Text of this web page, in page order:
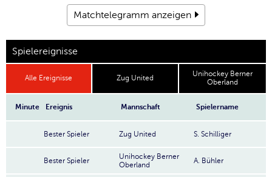
Matchtelegramm anzeigen
Spielereignisse
Alle Ereignisse Zug United
Unihockey Berner
Oberland
Minute Ereignis Mannschaft Spielername
Bester Spieler Zug United S. Schilliger
Bester Spieler
Unihockey Berner
Oberland
A. Bühler